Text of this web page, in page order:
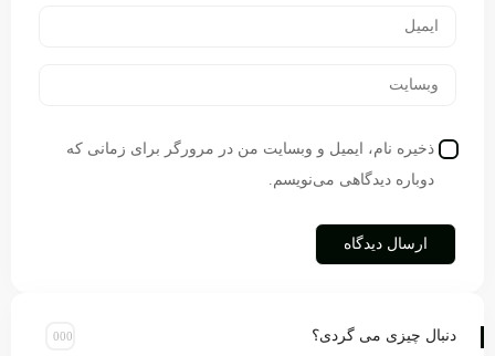
ذخیره نام، ایمیل و وبسایت من در مرورگر برای زمانی که
دوباره دیدگاهی می‌نویسم.
دنبال چیزی می گردی؟